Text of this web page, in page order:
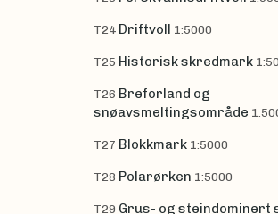
T24 Driftvoll 1:5000
T25 Historisk skredmark
T26 Breforland og
snøavsmeltingsområde
T27 Blokkmark 1:5000
T28 Polarørken 1:5000
T29 Grus- og steindominert